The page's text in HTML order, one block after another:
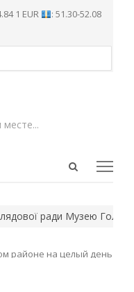
1 EUR
: 51.30-52.08
Open
ради Музею
районе на целый день